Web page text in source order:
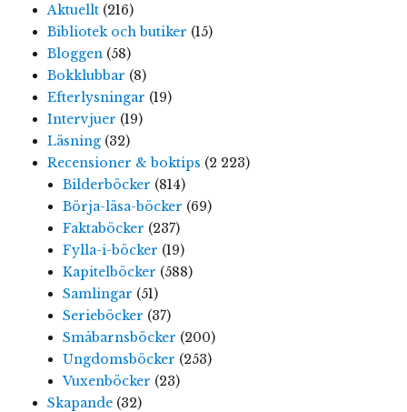
Aktuellt(216)
Bibliotek och butiker (15)
Bloggen (58)
Bokklubbar (8)
Efterlysningar (19)
Intervjuer (19)
Läsning(32)
Recensioner & boktips (2 223)
Bilderböcker (814)
Börja-läsa-böcker (69)
Faktaböcker (237)
Fylla-i-böcker (19)
Kapitelböcker (588)
Samlingar (51)
Serieböcker (37)
Småbarnsböcker (200)
Ungdomsböcker (253)
Vuxenböcker (23)
Skapande(32)